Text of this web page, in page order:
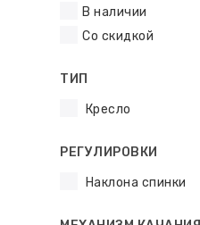
В наличии
Со скидкой
ТИП
Кресло
РЕГУЛИРОВКИ
Наклона спинки